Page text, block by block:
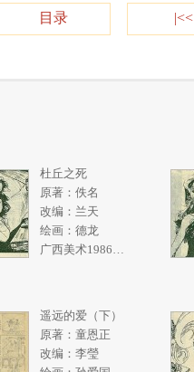
目录 |<<
杜丘之死
原著：佚名
改编：兰天
绘画：德龙
遥远的爱（下）
原著：童恩正
改编：李瑩